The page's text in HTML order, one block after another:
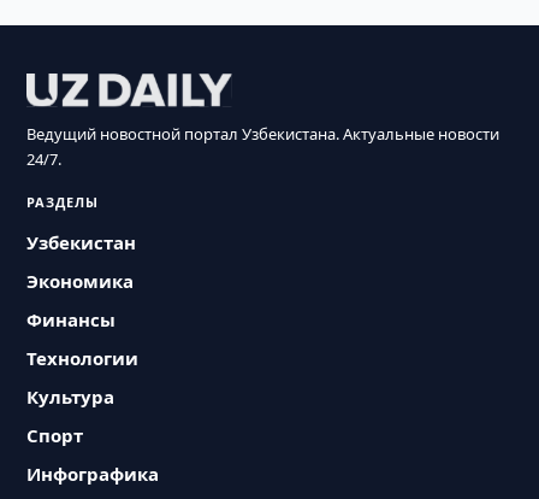
Ведущий новостной портал Узбекистана. Актуальные новости
24/7.
РАЗДЕЛЫ
Узбекистан
Экономика
Финансы
Технологии
Культура
Спорт
Инфографика